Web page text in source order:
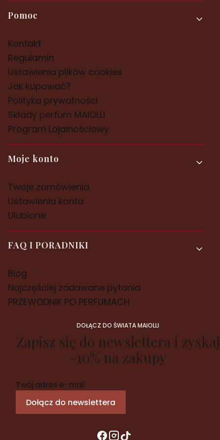
Pomoc
Kontakt
Regulamin
Ustawienia plików cookies
Jak kupować?
Polityka prywatności
Składy perfum MAIOLLI
Program Lojalnościowy
Moje konto
Twoje zamówienia
Ustawienia konta
Ulubione
FAQ I PORADNIKI
Blog
Najczęściej zadawane pytania
PRZEWODNIK PO PERFUMACH
DOŁĄCZ DO ŚWIATA MAIOLLI
Zapisz się do newslettera i zyskaj
-10% na zakupy
Twój adres e-mail
Dołącz do newslettera